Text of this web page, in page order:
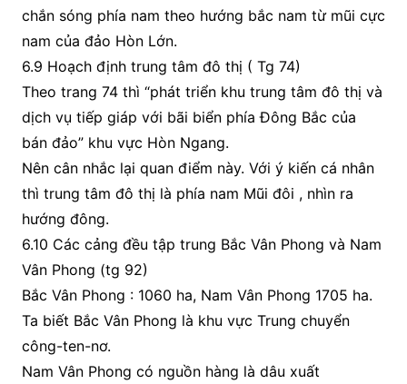
chắn sóng phía nam theo hướng bắc nam từ mũi cực
nam của đảo Hòn Lớn.
6.9 Hoạch định trung tâm đô thị ( Tg 74)
Theo trang 74 thì “phát triển khu trung tâm đô thị và
dịch vụ tiếp giáp với bãi biển phía Đông Bắc của
bán đảo” khu vực Hòn Ngang.
Nên cân nhắc lại quan điểm này. Với ý kiến cá nhân
thì trung tâm đô thị là phía nam Mũi đôi , nhìn ra
hướng đông.
6.10 Các cảng đều tập trung Bắc Vân Phong và Nam
Vân Phong (tg 92)
Bắc Vân Phong : 1060 ha, Nam Vân Phong 1705 ha.
Ta biết Bắc Vân Phong là khu vực Trung chuyển
công-ten-nơ.
Nam Vân Phong có nguồn hàng là dâu xuất